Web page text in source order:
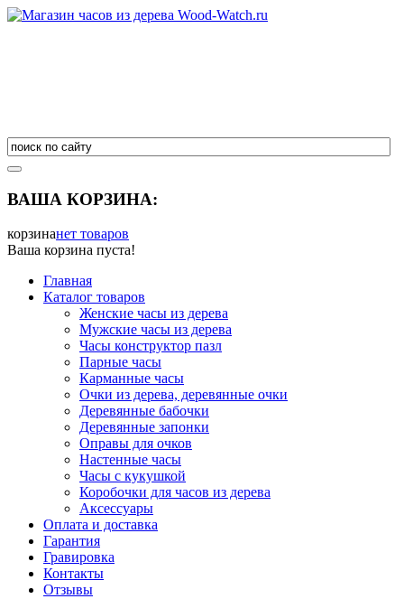
ВАША КОРЗИНА:
корзинанет товаров
Ваша корзина пуста!
Главная
Каталог товаров
Женские часы из дерева
Мужские часы из дерева
Часы конструктор пазл
Парные часы
Карманные часы
Очки из дерева, деревянные очки
Деревянные бабочки
Деревянные запонки
Оправы для очков
Настенные часы
Часы с кукушкой
Коробочки для часов из дерева
Аксессуары
Оплата и доставка
Гарантия
Гравировка
Контакты
Отзывы